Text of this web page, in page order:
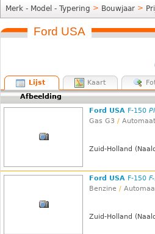
Merk - Model - Typering > Bouwjaar >
Ford USA
Lijst Kaart
Afbeelding
Ford USA F-150
Gas G3 / Automaat
Zuid-Holland
Ford USA F-150
Benzine /
Zuid-Holland